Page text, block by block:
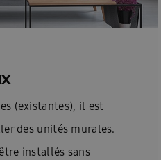
(existantes), il est
des unités murales.
installés sans